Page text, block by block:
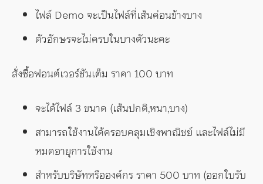
ไฟล์ Demo จะเป็นไฟล์ที่เส้นค่อนข้างบาง
ตัวอักษรจะไม่ครบในบางตัวนะคะ
สั่งซื้อฟอนต์เวอร์ชันเต็ม ราคา 100 บาท
จะได้ไฟล์ 3 ขนาด (เส้นปกติ,หนา,บาง)
สามารถใช้งานได้ครอบคลุมเชิงพาณิชย์ และไฟล์ไม่มี
หมดอายุการใช้งาน
สำหรับบริษัทหรือองค์กร ราคา 500 บาท (ออกใบรับ